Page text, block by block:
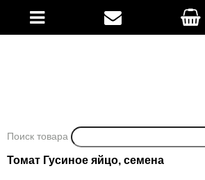
Поиск товара
Томат Гусиное яйцо, семена